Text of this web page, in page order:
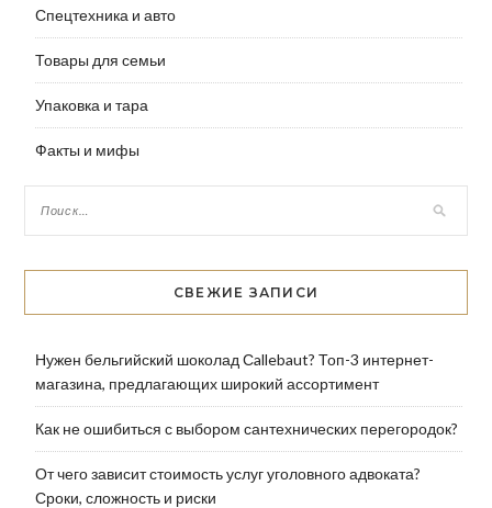
Спецтехника и авто
Товары для семьи
Упаковка и тара
Факты и мифы
СВЕЖИЕ ЗАПИСИ
Нужен бельгийский шоколад Сallebaut? Топ-3 интернет-
магазина, предлагающих широкий ассортимент
Как не ошибиться с выбором сантехнических перегородок?
От чего зависит стоимость услуг уголовного адвоката?
Сроки, сложность и риски